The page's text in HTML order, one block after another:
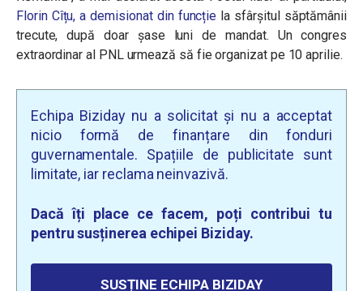
Florin Cîțu, a demisionat din funcție la sfârșitul săptămânii
trecute, după doar șase luni de mandat. Un congres
extraordinar al PNL urmează să fie organizat pe 10 aprilie.
Echipa Biziday nu a solicitat și nu a acceptat
nicio formă de finanțare din fonduri
guvernamentale. Spațiile de publicitate sunt
limitate, iar reclama neinvazivă.
Dacă îți place ce facem, poți contribui tu
pentru susținerea echipei Biziday.
SUSȚINE ECHIPA BIZIDAY